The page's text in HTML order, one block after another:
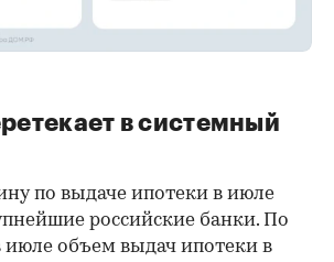
в системный
по выдаче ипотеки в июле
российские банки. По
июле объем выдач ипотеки в